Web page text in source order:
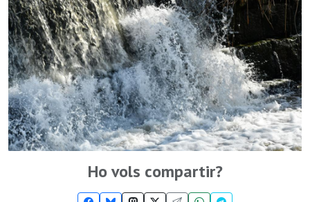
Ho vols compartir?